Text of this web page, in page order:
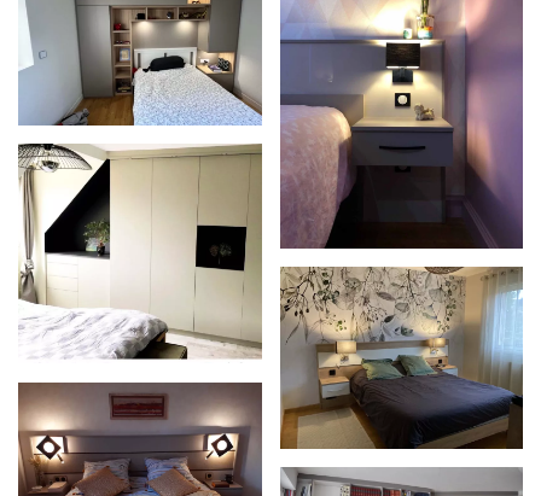
Zoom
Zoom
Zoom
Zoom